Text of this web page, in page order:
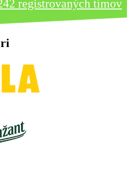
registrovaných tímov